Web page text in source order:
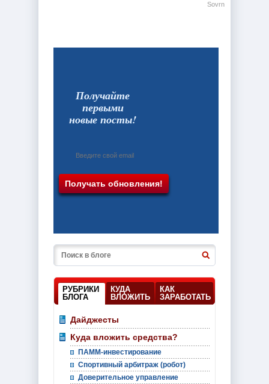
Sovrn
Получайте
первыми
новые посты!
РУБРИКИ
БЛОГА
КУДА
ВЛОЖИТЬ
КАК
ЗАРАБОТАТЬ
Дайджесты
Куда вложить средства?
ПАММ-инвестирование
Спортивный арбитраж (робот)
Доверительное управление